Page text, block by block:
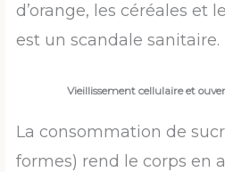
d’orange, les céréales et
est un scandale sanitaire.
Vieillissement cellulaire et
La consommation de
formes) rend le corps en